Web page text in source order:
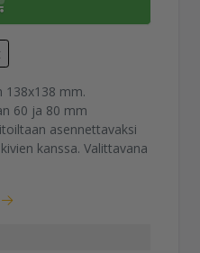
138x138 mm.
60 ja 80 mm
asennettavaksi
kanssa. Valittavana